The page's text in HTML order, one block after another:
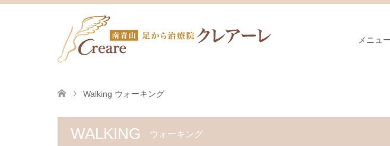
メニュー
Walking ウォーキング
WALKING ウォーキング